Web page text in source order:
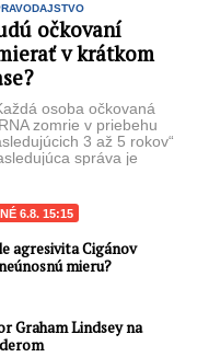
očkovaní
v krátkom
osoba očkovaná
zomrie v priebehu
3 až 5 rokov“
správa je
6.8. 15:15
agresivita Cigánov
mieru?
Graham Lindsey na